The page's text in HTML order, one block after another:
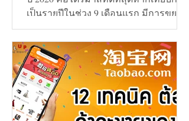
เป็นรายปีในช่วง 9 เดือนแรก มีการขยาย
ตัวเพิ่มขึ้น 0.7%